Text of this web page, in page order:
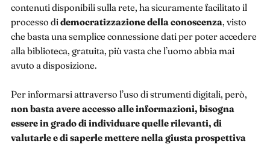
contenuti disponibili sulla rete, ha sicuramente facilitato il
processo didemocratizzazionedellaconoscenza, visto
che basta una semplice connessione dati per poter accedere
alla biblioteca, gratuita, più vasta che l’uomo abbia mai
avuto a disposizione.
Per informarsi attraverso l’uso di strumenti digitali, però,
non basta avere accesso alle informazioni, bisogna
essere in grado di individuare quelle rilevanti, di
valutarle e di saperle mettere nella giusta prospettiva